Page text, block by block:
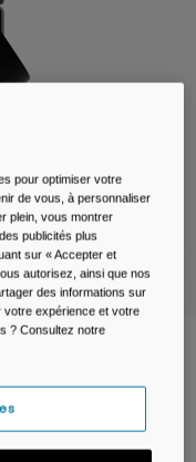
Renew
pour optimiser votre
de vous, à personnaliser
plein, vous montrer
publicités plus
sur « Accepter et
autorisez, ainsi que nos
des informations sur
votre expérience et votre
? Consultez notre